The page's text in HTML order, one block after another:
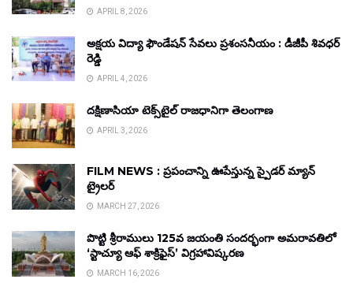
APRIL 8, 2026
అక్షయ విద్యా ఫౌండేషన్ సేవలు ప్రశంసనీయం : డీజీపీ శివధర్
రెడ్డి
APRIL 4, 2026
దక్షిణాసియా టెక్స్‌టైల్ రాజధానిగా తెలంగాణ
APRIL 3, 2026
FILM NEWS : ప్రపంచాన్ని ఊపేస్తున్న స్పైడర్ మ్యాన్
ట్రైలర్
MARCH 27, 2026
పొట్టి శ్రీరాములు 125వ జయంతి సందర్భంగా అమరావతిలో
‘స్టాచ్యూ ఆఫ్ శాక్రిఫైస్’ విగ్రహావిష్కరణ
MARCH 16, 2026